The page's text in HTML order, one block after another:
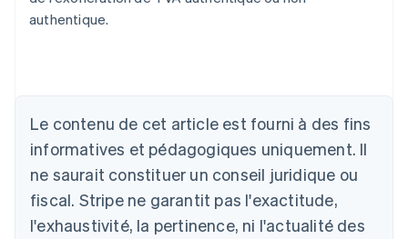
authentique.
Le contenu de cet article est fourni à des fins
informatives et pédagogiques uniquement. Il
ne saurait constituer un conseil juridique ou
fiscal. Stripe ne garantit pas l'exactitude,
l'exhaustivité, la pertinence, ni l'actualité des
Australie
Autriche
DeutschEnglish
Belgique
Nederlands FrançaisDeutsch English
Brésil
PortuguêsEnglish